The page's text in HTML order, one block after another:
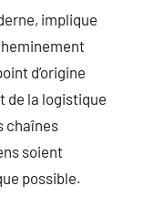
implique
d’origine
de la logistique
chaînes
soient
possible.